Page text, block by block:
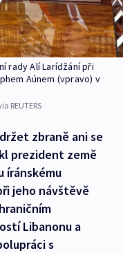
rady Alí Larídžání při
Aúnem (vpravo) v
REUTERS
zbraně ani se
prezident země
íránskému
jeho návštěvě
Libanonu a
s